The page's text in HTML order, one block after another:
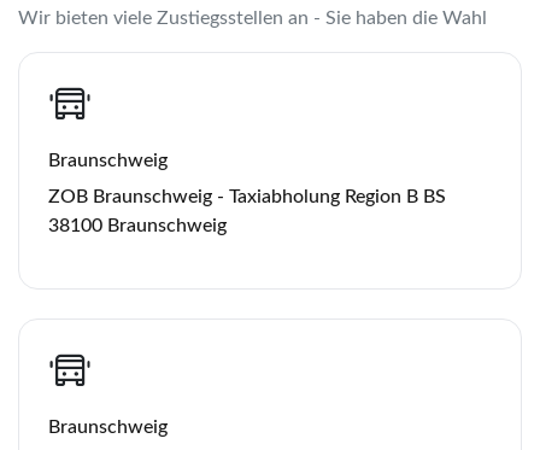
Wir bieten viele Zustiegsstellen an - Sie haben die Wahl
Braunschweig
ZOB Braunschweig - Taxiabholung Region B BS
38100 Braunschweig
Braunschweig